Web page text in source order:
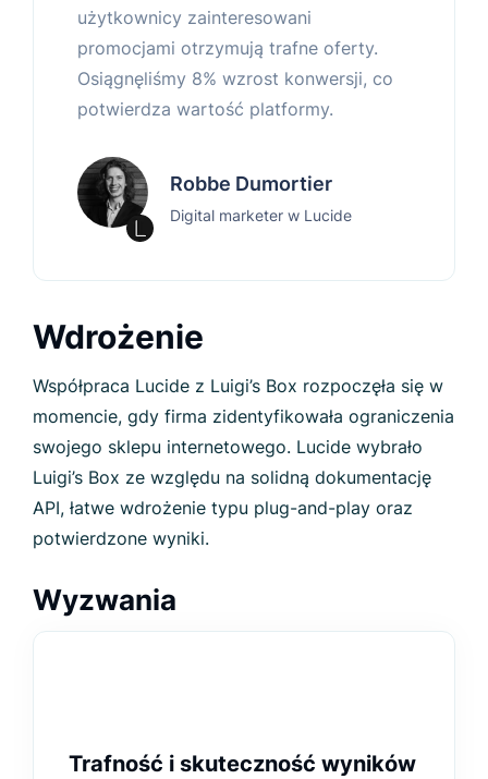
użytkownicy zainteresowani
promocjami otrzymują trafne oferty.
Osiągnęliśmy 8% wzrost konwersji, co
potwierdza wartość platformy.
Robbe Dumortier
Digital marketer w Lucide
Wdrożenie
Współpraca Lucide z Luigi’s Box rozpoczęła się w
momencie, gdy firma zidentyfikowała ograniczenia
swojego sklepu internetowego. Lucide wybrało
Luigi’s Box ze względu na solidną dokumentację
API, łatwe wdrożenie typu plug-and-play oraz
potwierdzone wyniki.
Wyzwania
Trafność i skuteczność wyników